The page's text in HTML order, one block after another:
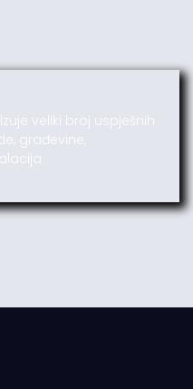
veliki broj uspješnih
građevine,